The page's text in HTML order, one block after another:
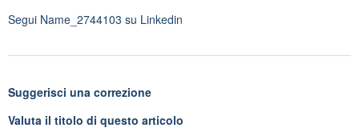
Segui Name_2744103 su Linkedin
Suggerisci una correzione
Valuta il titolo di questo articolo